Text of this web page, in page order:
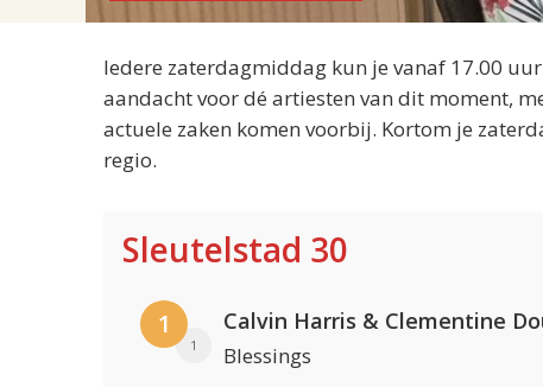
Iedere zaterdagmiddag kun je vanaf 17.00
aandacht voor dé artiesten van dit moment,
actuele zaken komen voorbij. Kortom je
regio.
Sleutelstad 30
1
1
Calvin Harris & Clementine
Blessings